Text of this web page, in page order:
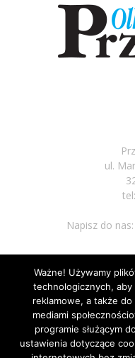
ul.
Napisz do nas:
Ważne! Używamy
technologicznych,
reklamowe, a także
mediami
programie służącym
ustawienia dotyczące